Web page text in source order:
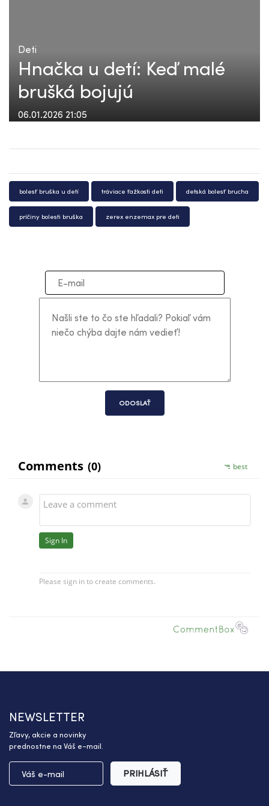
Deti
Hnačka u detí: Keď malé
brušká bojujú
06.01.2026 21:05
bolesť bruška u detí tráviace ťažkosti deti detská bolesť brucha
príčiny bolesti bruška zerex enzemax pre deti
ODOSLAŤ
NEWSLETTER
Zľavy, akcie a novinky
prednostne na Váš e-mail.
PRIHLÁSIŤ